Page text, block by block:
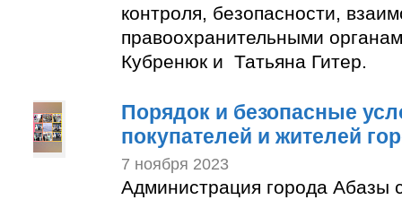
контроля, безопасности,
правоохранительными
Кубренюк и Татьяна Гитер.
Порядок и безопасные
покупателей и жителей
7 ноября 2023
Администрация города Абазы